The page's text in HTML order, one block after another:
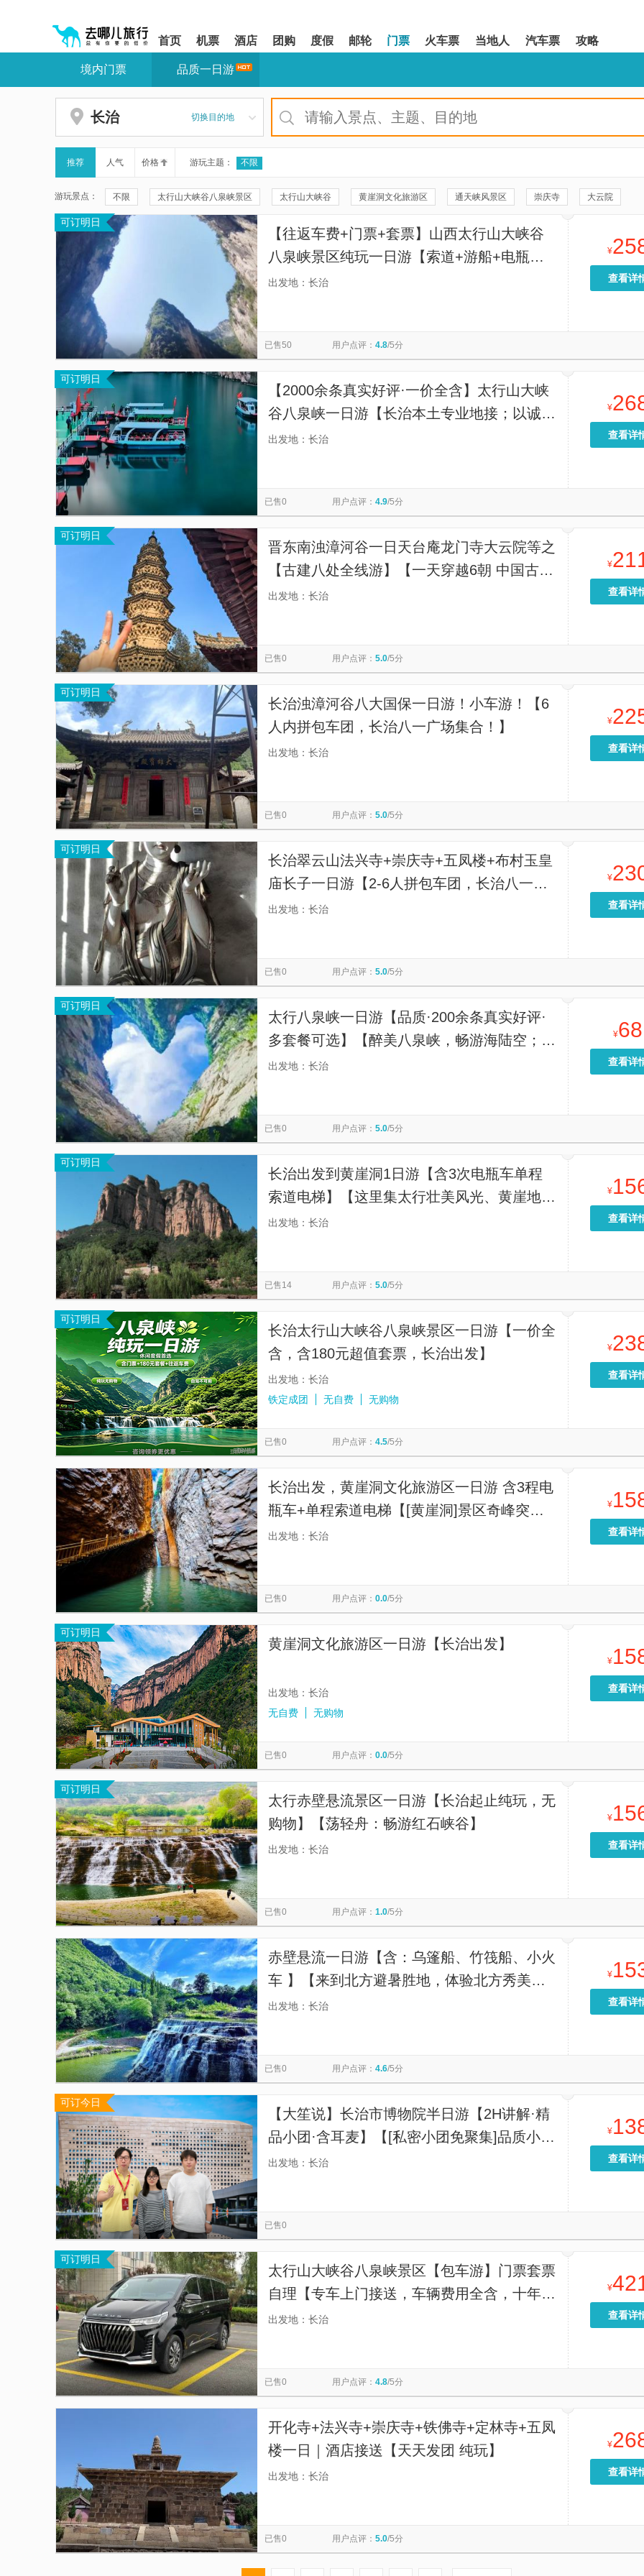
您
站
区,
本
有
6
首页 机票 酒店 团购 度假 邮轮 门票 火车票 当地人 汽车票 攻略
您
站
区
境内门票 品质一日游
长治 切换目的地
推荐 人气 价格 游玩主题： 不限
游玩景点： 不限 太行山大峡谷八泉峡景区 太行山大峡谷 黄崖洞文化旅游区 通天峡风景区 崇庆寺 大云院
翠云山法兴寺景区 长治市博物馆(新馆)
太行赤壁悬流景区 佛头寺 回龙寺 夏禹神祠 淳化寺 上党门 开化寺
布村玉皇庙 高平铁佛寺
老顶山国家森林公园 大粮山景区-定林寺 下霍护国灵贶王庙
潞安府城隍庙 北社三嵕庙 灵空山国家级自然保护区
无人AI科技馆 王报二郎庙 小南村二仙庙 玉峡关 欢乐太行谷
壶山温泉 太行大峡谷景区
可订明日
【往返车费+门票+套票】山西太行山大峡谷
八泉峡景区纯玩一日游【索道+游船+电瓶车
+电梯+往返车费+门票】
出发地：长治
¥
查看详
已售50 用户点评： 4.8/5分
可订明日
【2000余条真实好评·一价全含】太行山大峡
谷八泉峡一日游【长治本土专业地接；以诚待
人、以信兴业，全程把控团队质量；2000余
出发地：长治
¥
查看详
已售0 用户点评： 4.9/5分
可订明日
晋东南浊漳河谷一日天台庵龙门寺大云院等之
【古建八处全线游】【一天穿越6朝 中国古代
建筑历史露天博物馆第一路线】
出发地：长治
¥
查看详
已售0 用户点评： 5.0/5分
可订明日
长治浊漳河谷八大国保一日游！小车游！【6
人内拼包车团，长治八一广场集合！】
出发地：长治
¥
查看详
已售0 用户点评： 5.0/5分
可订明日
长治翠云山法兴寺+崇庆寺+五凤楼+布村玉皇
庙长子一日游【2-6人拼包车团，长治八一广
场集合！】
出发地：长治
¥
查看详
已售0 用户点评： 5.0/5分
可订明日
太行八泉峡一日游【品质·200余条真实好评·
多套餐可选】【醉美八泉峡，畅游海陆空；高
峡平湖游船、3000米拐弯索道、208米悬崖电
出发地：长治
¥68
查看详
已售0 用户点评： 5.0/5分
可订明日
长治出发到黄崖洞1日游【含3次电瓶车单程
索道电梯】【这里集太行壮美风光、黄崖地质
奇观、红色军工文化、抗战史迹遗址于一体】
出发地：长治
¥
查看详
已售14 用户点评： 5.0/5分
可订明日
长治太行山大峡谷八泉峡景区一日游【一价全
含，含180元超值套票，长治出发】
出发地：长治
铁定成团
无自费 无购物
¥
查看详
已售0 用户点评： 4.5/5分
长治出发，黄崖洞文化旅游区一日游 含3程电
瓶车+单程索道电梯【[黄崖洞]景区奇峰突
兀，怪石嶙峋，迭嶂连云，山泉淙淙，荟萃了
出发地：长治
¥
查看详
已售0 用户点评： 0.0/5分
可订明日
黄崖洞文化旅游区一日游【长治出发】
出发地：长治
无自费
无购物
¥
查看详
已售0 用户点评： 0.0/5分
可订明日
太行赤壁悬流景区一日游【长治起止纯玩，无
购物】【荡轻舟：畅游红石峡谷】
出发地：长治
¥
查看详
已售0 用户点评： 1.0/5分
赤壁悬流一日游【含：乌篷船、竹筏船、小火
车 】【来到北方避暑胜地，体验北方秀美江
南】
出发地：长治
¥
查看详
已售0 用户点评： 4.6/5分
可订今日
【大笙说】长治市博物院半日游【2H讲解·精
品小团·含耳麦】【[私密小团免聚集]品质小
团，出行更私密，没有大团的嘈杂，减少等待
出发地：长治
¥
查看详
已售0
可订明日
太行山大峡谷八泉峡景区【包车游】门票套票
自理【专车上门接送，车辆费用全含，十年老
司机】
出发地：长治
¥
查看详
已售0 用户点评： 4.8/5分
开化寺+法兴寺+崇庆寺+铁佛寺+定林寺+五凤
楼一日｜酒店接送【天天发团 纯玩】
出发地：长治
¥
查看详
已售0 用户点评： 5.0/5分